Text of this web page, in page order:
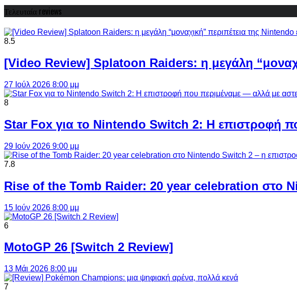
Τελευταία reviews
8.5
[Video Review] Splatoon Raiders: η μεγάλη
27 Ιούλ 2026 8:00 μμ
8
Star Fox για το Nintendo Switch 2: Η επιστροφή
29 Ιούν 2026 9:00 μμ
7.8
Rise of the Tomb Raider: 20 year celebration στο
15 Ιούν 2026 8:00 μμ
6
MotoGP 26 [Switch 2 Review]
13 Μάι 2026 8:00 μμ
7